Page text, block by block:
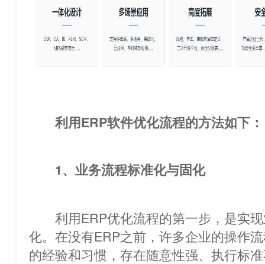
利用ERP软件优化流程的方法如下：
1、业务流程标准化与固化
利用ERP优化流程的第一步，是实现
化。在没有ERP之前，许多企业的操作
的经验和习惯，存在随意性强、执行标